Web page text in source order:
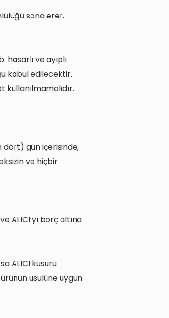
sona erer.
hasarlı ve ayıplı
kabul edilecektir.
dört) gün içerisinde,
ve hiçbir
ALICI’yı borç altına
ALICI kusuru
usulüne uygun